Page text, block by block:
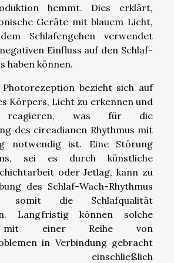
hemmt. Dies erklärt,
Geräte mit blauem Licht,
Schlafengehen verwendet
Einfluss auf den Schlaf-
haben können.
bezieht sich auf
Körpers, Licht zu erkennen und
was für die
des circadianen Rhythmus mit
notwendig ist. Eine Störung
sei es durch künstliche
oder Jetlag, kann zu
des Schlaf-Wach-Rhythmus
somit die Schlafqualität
Langfristig können solche
mit einer Reihe von
in Verbindung gebracht
einschließlich